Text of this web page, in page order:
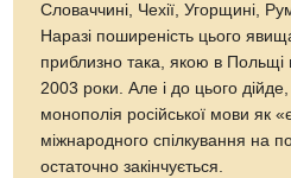
Словаччині, Чехії, Угорщині,
Наразі поширеність цього
приблизно така, якою в
2003 роки. Але і до цього
монополія російської мови як
міжнародного спілкування на
остаточно закінчується.